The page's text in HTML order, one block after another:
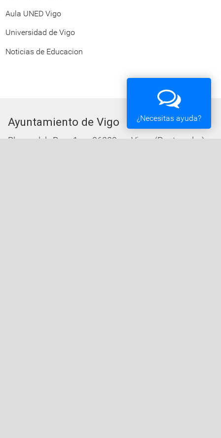
Aula UNED Vigo
Universidad de Vigo
Noticias de Educacion
Ayuntamiento de Vigo
Plaza del Rey 1 - 36202 - Vigo (Pontevedra) -
¿Necesitas ayuda?